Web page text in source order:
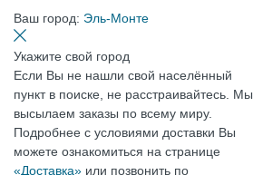
Ваш город: Эль-Монте
Укажите свой город
Если Вы не нашли свой населённый
пункт в поиске, не расстраивайтесь. Мы
высылаем заказы по всему миру.
Подробнее с условиями доставки Вы
можете ознакомиться на странице
«Доставка» или позвонить по